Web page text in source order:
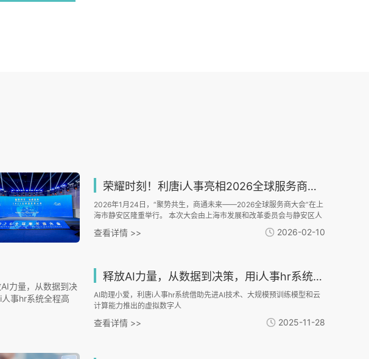
荣耀时刻！利唐i人事亮相2026全球服务商大会，获评高质量发展典型案例
2026年1月24日，“聚势共生，商通未来——2026全球服务商大会”在上
海市静安区隆重举行。 本次大会由上海市发展和改革委员会与静安区人
民政府联合主办，系统展示“全球服务商计划”实施 成效，并首次发布“‘一
带一路’出海专业服务能力榜单”。
查看详情 >> 2026-02-10
释放AI力量，从数据到决策，用i人事hr系统全程高能！
AI助理小爱，利唐i人事hr系统借助先进AI技术、大规模预训练模型和云
计算能力推出的虚拟数字人
查看详情 >> 2025-11-28